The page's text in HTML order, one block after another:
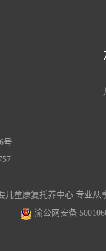
号
儿童康复托养中心 专业从
渝公网安备